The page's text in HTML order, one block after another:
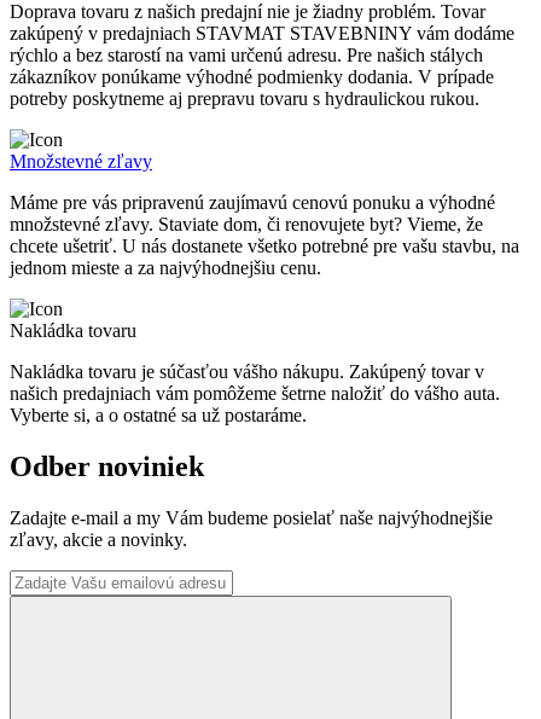
Doprava tovaru z našich predajní nie je žiadny problém. Tovar
zakúpený v predajniach STAVMAT STAVEBNINY vám dodáme
rýchlo a bez starostí na vami určenú adresu. Pre našich stálych
zákazníkov ponúkame výhodné podmienky dodania. V prípade
potreby poskytneme aj prepravu tovaru s hydraulickou rukou.
Množstevné zľavy
Máme pre vás pripravenú zaujímavú cenovú ponuku a výhodné
množstevné zľavy. Staviate dom, či renovujete byt? Vieme, že
chcete ušetriť. U nás dostanete všetko potrebné pre vašu stavbu, na
jednom mieste a za najvýhodnejšiu cenu.
Nakládka tovaru
Nakládka tovaru je súčasťou vášho nákupu. Zakúpený tovar v
našich predajniach vám pomôžeme šetrne naložiť do vášho auta.
Vyberte si, a o ostatné sa už postaráme.
Odber noviniek
Zadajte e-mail a my Vám budeme posielať naše najvýhodnejšie
zľavy, akcie a novinky.